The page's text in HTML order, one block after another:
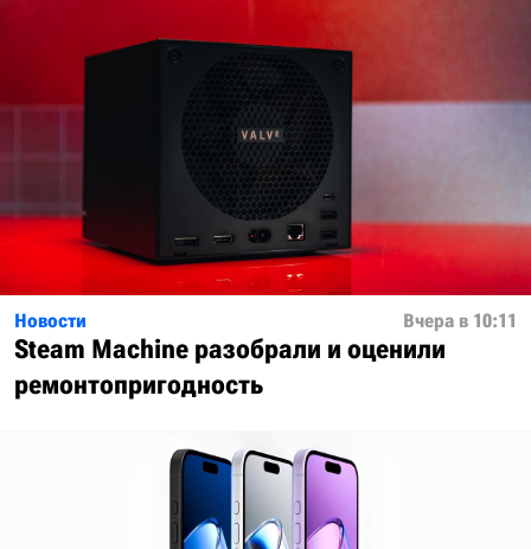
Новости Вчера в 10:11
Steam Machine разобрали и оценили
ремонтопригодность